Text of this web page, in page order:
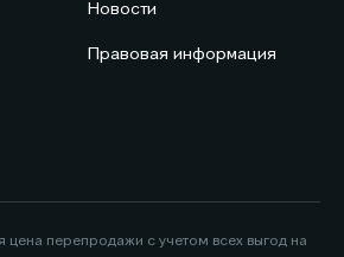
Новости
Правовая информация
цена перепродажи с учетом всех выгод на